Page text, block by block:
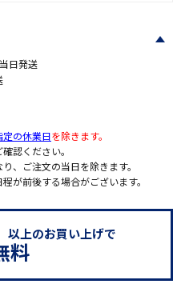
日発送
定の休業日を除きます。
確認ください。
、ご注文の当日を除きます。
が前後する場合がございます。
以上のお買い上げで
料